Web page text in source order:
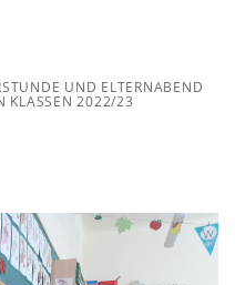
UND ELTERNABEND
KLASSEN 2022/23